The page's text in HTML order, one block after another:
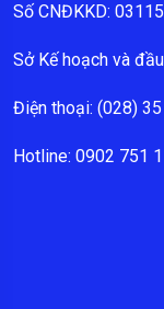
Số CNĐKKD:
Sở Kế hoạch và
Điện thoại: (028)
Hotline: 0902 751